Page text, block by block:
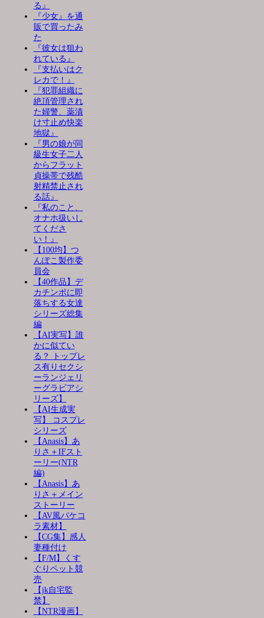
る』
『少女』を通
販で買ったみ
た
『彼女は狙わ
れている』
『支払いはク
レカで！』
『犯罪組織に
絶頂管理され
た婦警、薬漬
け寸止め快楽
地獄』
『男の娘が同
級生女子二人
からフラット
貞操帯で残酷
射精禁止され
る話』
『私のこと、
オナホ扱いし
てくださ
い！』
【100均】つ
んぽこ製作委
員会
【40作品】デ
カチンポに即
落ちする女達
シリーズ総集
編
【AI実写】誰
かに似てい
る？ トップレ
ス有りセクシ
ーランジェリ
ーグラビアシ
リーズ】
【AI生成実
写】 コスプレ
シリーズ
【Anasis】あ
りさ＋IFスト
ーリー(NTR
編)
【Anasis】あ
りさ＋メイン
ストーリー
【AV風パケコ
ラ素材】
【CG集】感人
妻種付け
【F/M】くす
ぐりペット競
売
【jk自宅監
禁】
【NTR漫画】